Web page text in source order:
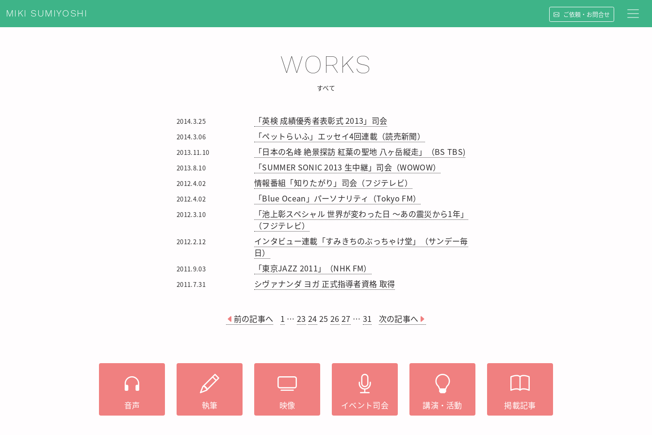
MIKI SUMIYOSHI ご依頼・お問合せ
WORKS
すべて
2014.3.25 「英検 成績優秀者表彰式 2013」司会
2014.3.06 「ペットらいふ」エッセイ4回連載（読売新聞）
2013.11.10 「日本の名峰 絶景探訪 紅葉の聖地 八ヶ岳縦走」（BS TBS)
2013.8.10 「SUMMER SONIC 2013 生中継」司会（WOWOW）
2012.4.02 情報番組「知りたがり」司会（フジテレビ）
2012.4.02 「Blue Ocean」パーソナリティ（Tokyo FM）
2012.3.10
「池上彰スペシャル 世界が変わった日 〜あの震災から1年」
（フジテレビ）
2012.2.12
インタビュー連載「すみきちのぶっちゃけ堂」（サンデー毎
日）
2011.9.03 「東京JAZZ 2011」（NHK FM）
2011.7.31 シヴァナンダ ヨガ 正式指導者資格 取得
前の記事へ 1 … 23 24 25 26 27 … 31 次の記事へ
音声 執筆 映像 イベント司会 講演・活動 掲載記事